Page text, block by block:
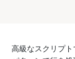
高級なスクリプ